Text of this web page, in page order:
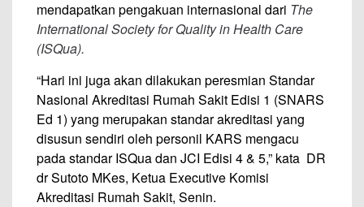
mendapatkan pengakuan internasional dari The
International Society for Quality in Health Care
(ISQua).
“Hari ini juga akan dilakukan peresmian Standar
Nasional Akreditasi Rumah Sakit Edisi 1 (SNARS
Ed 1) yang merupakan standar akreditasi yang
disusun sendiri oleh personil KARS mengacu
pada standar ISQua dan JCI Edisi 4 & 5,” kata DR
dr Sutoto MKes, Ketua Executive Komisi
Akreditasi Rumah Sakit, Senin.